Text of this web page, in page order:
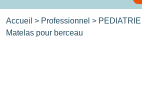
Accueil > Professionnel > PEDIATRIE
Matelas pour berceau